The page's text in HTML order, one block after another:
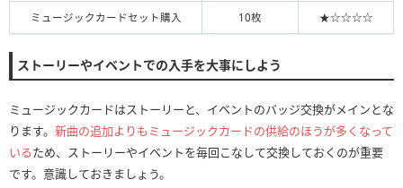
ミュージックカードセット購入 10枚 ★☆☆☆☆
ストーリーやイベントでの入手を大事にしよう
ミュージックカードはストーリーと、イベントのバッジ交換がメインとな
ります。 新曲の追加よりもミュージックカードの供給のほうが多くなって
いるため、ストーリーやイベントを毎回こなして交換しておくのが重要
です。意識しておきましょう。